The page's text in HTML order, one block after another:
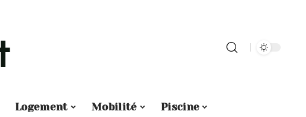
Logement Mobilité Piscine